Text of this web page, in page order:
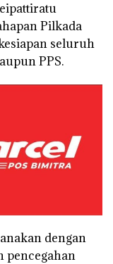
Pilkada
seluruh
PPS.
dengan
pencegahan